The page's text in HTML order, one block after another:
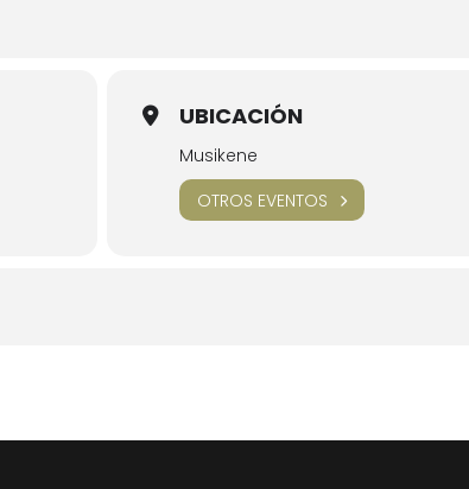
UBICACIÓN
Musikene
OTROS EVENTOS